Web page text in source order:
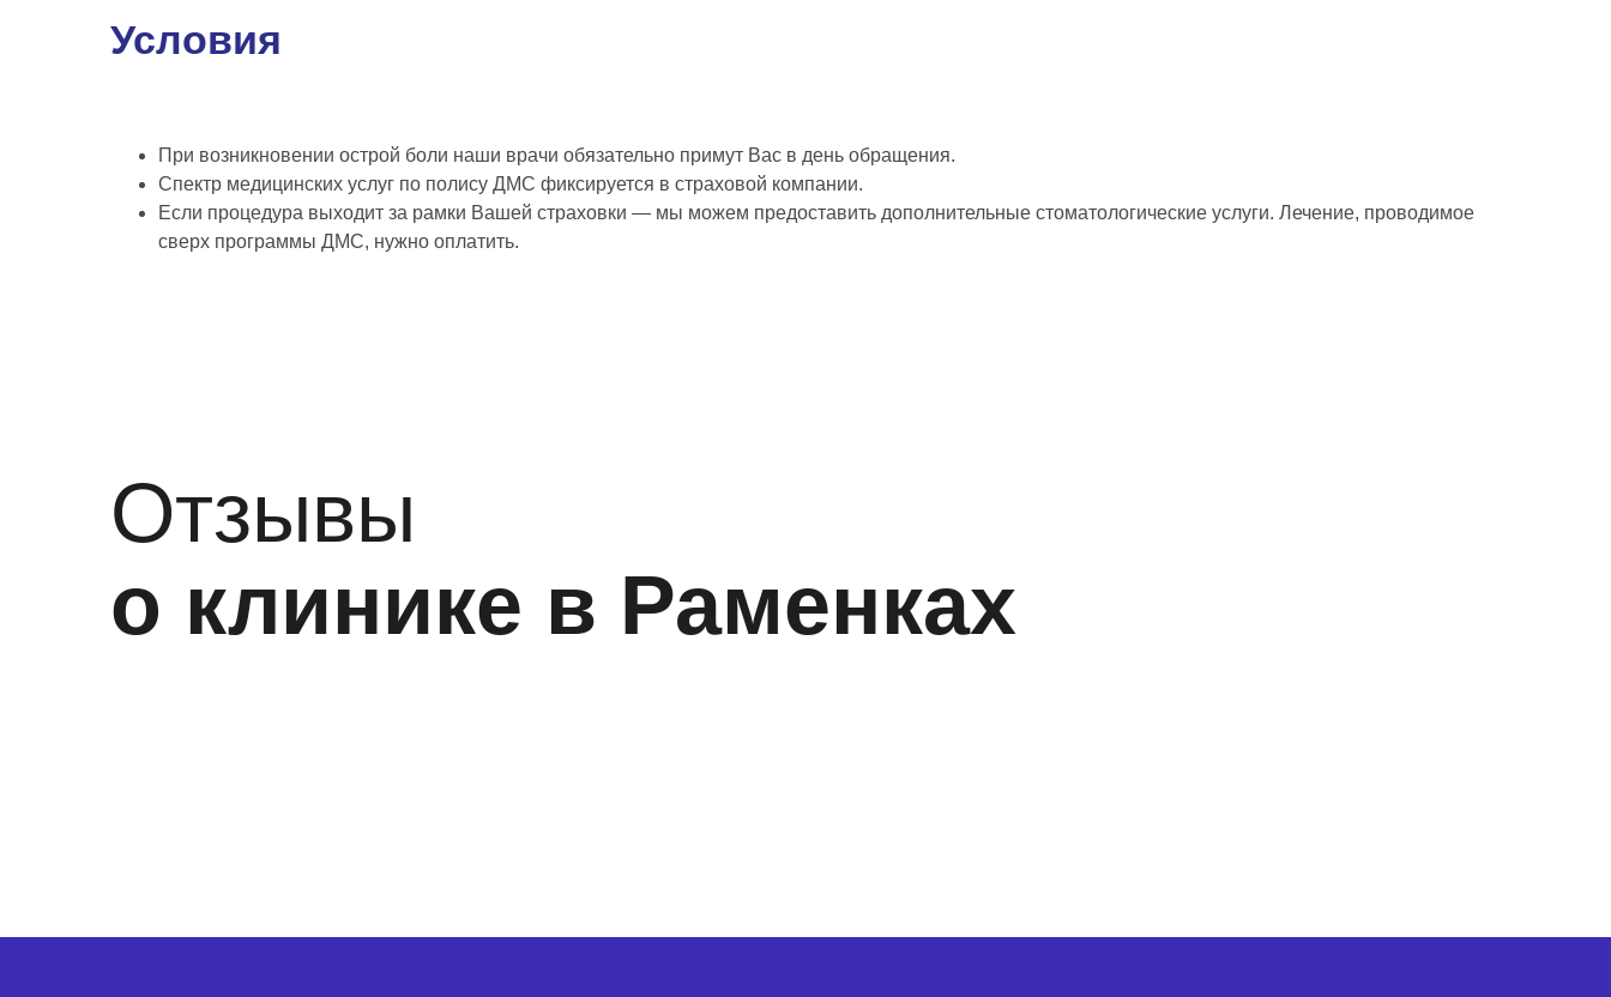
Условия
При возникновении острой боли наши врачи обязательно примут Вас в день обращения.
Спектр медицинских услуг по полису ДМС фиксируется в страховой компании.
Если процедура выходит за рамки Вашей страховки — мы можем предоставить дополнительные стоматологические услуги. Лечение, проводимое
сверх программы ДМС, нужно оплатить.
Отзывы
о клинике в Раменках